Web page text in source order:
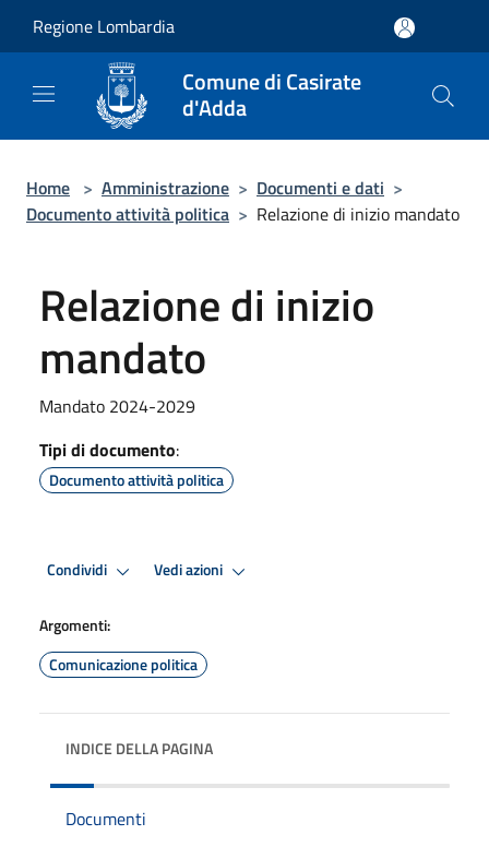
Regione Lombardia
Comune di Casirate
d'Adda
Home > Amministrazione > Documenti e dati >
Documento attività politica > Relazione di inizio mandato
Relazione di inizio
mandato
Mandato 2024-2029
Tipi di documento:
Documento attività politica
Condividi Vedi azioni
Argomenti:
Comunicazione politica
INDICE DELLA PAGINA
Documenti